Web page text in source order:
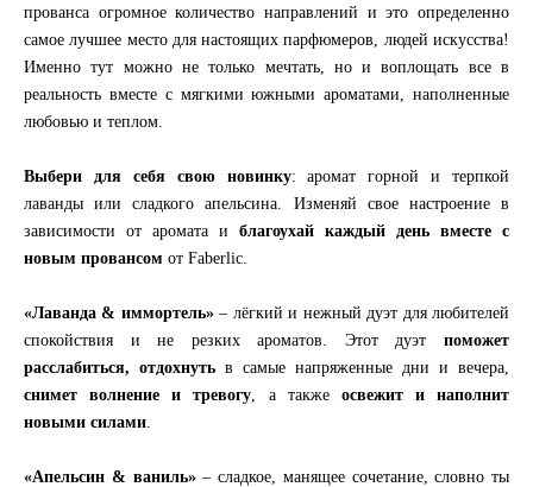
прованса огромное количество направлений и это определенно
самое лучшее место для настоящих парфюмеров, людей искусства!
Именно тут можно не только мечтать, но и воплощать все в
реальность вместе с мягкими южными ароматами, наполненные
любовью и теплом.
Выбери для себя свою новинку: аромат горной и терпкой
лаванды или сладкого апельсина. Изменяй свое настроение в
зависимости от аромата и благоухай каждый день вместе с
новым провансом от Faberlic.
«Лаванда & иммортель»– лёгкий и нежный дуэт для любителей
спокойствия и не резких ароматов. Этот дуэт поможет
расслабиться, отдохнуть в самые напряженные дни и вечера,
снимет волнение и тревогу , а также освежит и наполнит
новыми силами
«Апельсин & ваниль»– сладкое, манящее сочетание, словно ты